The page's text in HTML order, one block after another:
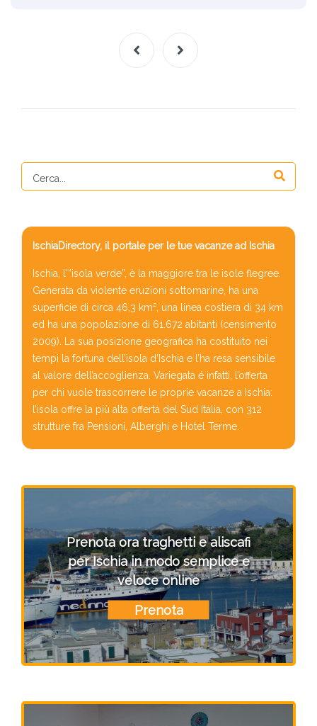
IschiaDirectory, il portale per le tue vacanze ad Ischia
Ischia, l'”isola verde”, è la maggiore tra le isole flegree.
Generata da violente eruzioni sottomarine, ha una
superficie di circa 46,3 km², una linea costiera di 34 km
ed ha una popolazione di 61.672 abitanti (censimento
2009). La sua posizione geografica ha costituito nei
tempi la fortuna dell’isola d’Ischia e l’ha resa sensibile
al valore dell’accoglienza. Variegata é infatti, l’offerta
per chi vuole trascorrere le proprie vacanze a Ischia:
l’isola offre la più alta offerta del Sud Italia, con 312
strutture fra Pensioni, Alberghi e Hotel Terme.
Prenota ora traghetti e aliscafi
per Ischia in modo semplice e
veloce online
Prenota